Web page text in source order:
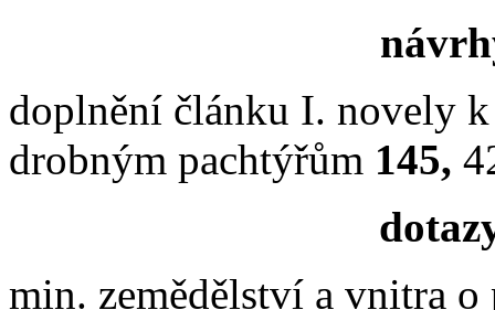
doplnění článku I. novely
drobným pachtýřům 145,
min. zemědělství a vnitra